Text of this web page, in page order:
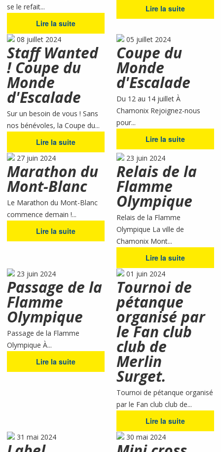
se le refait...
Lire la suite
Lire la suite
08 juillet 2024
Staff Wanted
! Coupe du
Monde
d'Escalade
Sur un besoin de vous ! Sans
nos bénévoles, la Coupe du...
Lire la suite
05 juillet 2024
Coupe du
Monde
d'Escalade
Du 12 au 14 juillet À
Chamonix Rejoignez-nous
pour...
Lire la suite
27 juin 2024
Marathon du
Mont-Blanc
Le Marathon du Mont-Blanc
commence demain !...
Lire la suite
23 juin 2024
Relais de la
Flamme
Olympique
Relais de la Flamme
Olympique La ville de
Chamonix Mont...
Lire la suite
23 juin 2024
Passage de la
Flamme
Olympique
Passage de la Flamme
Olympique À...
Lire la suite
01 juin 2024
Tournoi de
pétanque
organisé par
le Fan club
club de
Merlin
Surget.
Tournoi de pétanque organisé
par le Fan club club de...
Lire la suite
31 mai 2024 30 mai 2024